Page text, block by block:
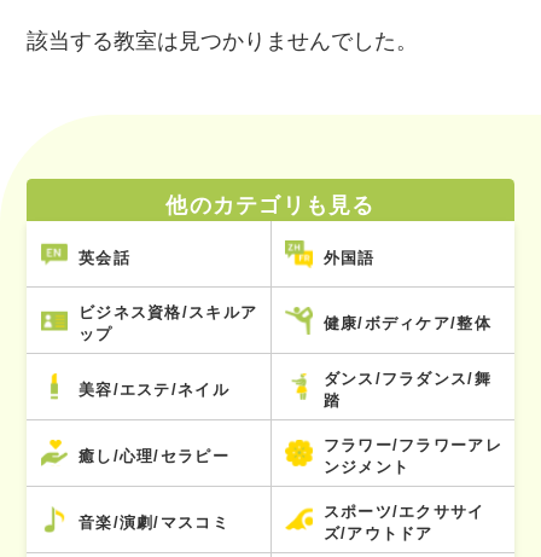
該当する教室は見つかりませんでした。
他のカテゴリも見る
英会話 外国語
ビジネス資格/スキルア
ップ
健康/ボディケア/整体
美容/エステ/ネイル
ダンス/フラダンス/舞
踏
癒し/心理/セラピー
フラワー/フラワーアレ
ンジメント
音楽/演劇/マスコミ
スポーツ/エクササイ
ズ/アウトドア